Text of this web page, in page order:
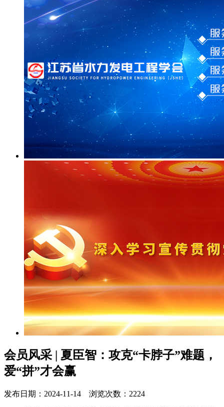
会员风采 | 夏臣智：攻克“卡脖子”难题，
爱“拼”才会赢
发布日期：2024-11-14 浏览次数：2224